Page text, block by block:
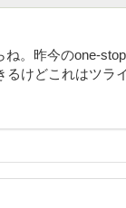
。昨今のone-
けどこれはツライ